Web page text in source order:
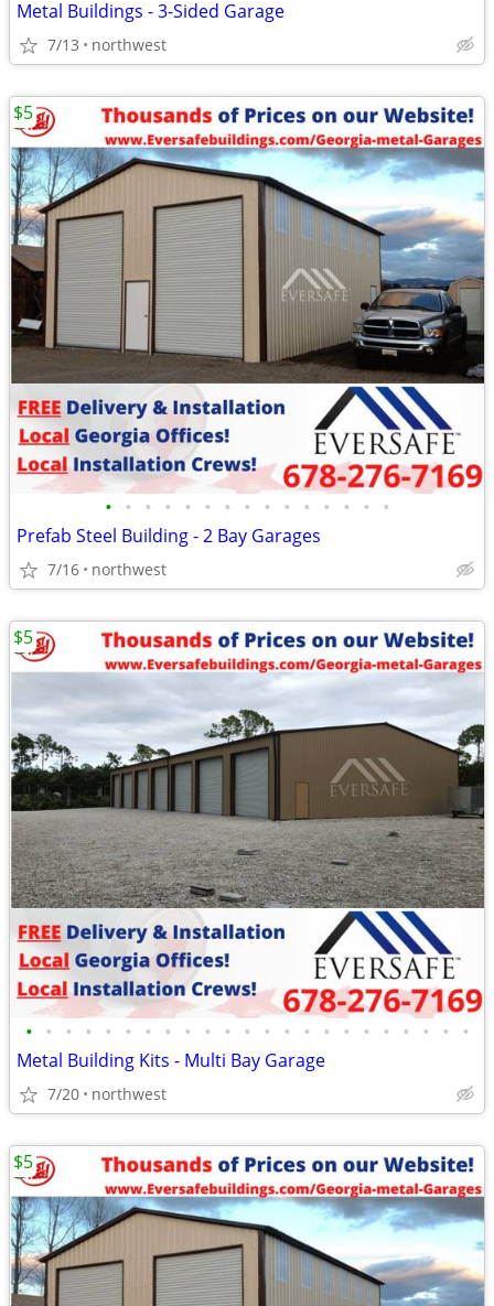
Metal Buildings - 3-Sided Garage
7/13 northwest
• • • • • • • • • • • • • • •
Prefab Steel Building - 2 Bay Garages
7/16 northwest
$5
• • • • • • • • • • • • • • • • • • • • • • •
Metal Building Kits - Multi Bay Garage
7/20 northwest
$5
$5